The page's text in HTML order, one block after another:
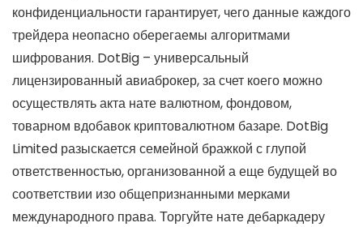
конфиденциальности гарантирует, чего данные каждого
трейдера неопасно оберегаемы алгоритмами
шифрования. DotBig – универсальный
лицензированный авиаброкер, за счет коего можно
осуществлять акта нате валютном, фондовом,
товарном вдобавок криптовалютном базаре. DotBig
Limited разыскается семейной бражкой с глупой
ответственностью, организованной а еще будущей во
соответствии изо общепризнанными мерками
международного права. Торгуйте нате дебаркадеру